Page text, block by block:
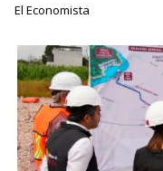
El Economista